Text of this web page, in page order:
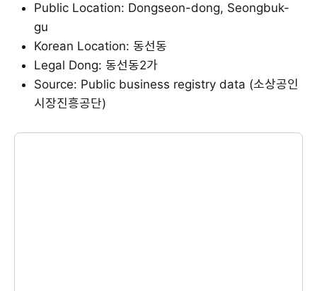
Public Location: Dongseon-dong, Seongbuk-
gu
Korean Location: 동선동
Legal Dong: 동선동2가
Source: Public business registry data (소상공인
시장진흥공단)